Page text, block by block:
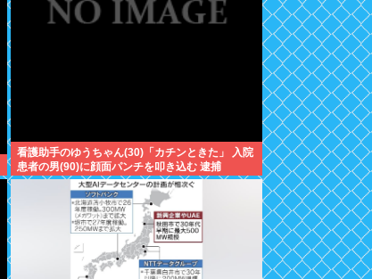
看護助手のゆうちゃん(30)「カチンときた」 入院
患者の男(90)に顔面パンチを叩き込む 逮捕